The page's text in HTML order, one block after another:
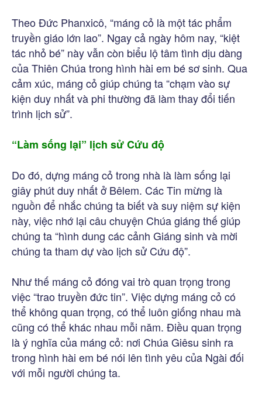
Theo Đức Phanxicô, “máng cỏ là một tác phẩm
truyền giáo lớn lao”. Ngay cả ngày hôm nay, “kiệt
tác nhỏ bé” này vẫn còn biểu lộ tâm tình dịu dàng
của Thiên Chúa trong hình hài em bé sơ sinh. Qua
cảm xúc, máng cỏ giúp chúng ta “chạm vào sự
kiện duy nhất và phi thường đã làm thay đổi tiến
trình lịch sử”.
“Làm sống lại” lịch sử Cứu độ
Do đó, dựng máng cỏ trong nhà là làm sống lại
giây phút duy nhất ở Bêlem. Các Tin mừng là
nguồn để nhắc chúng ta biết và suy niệm sự kiện
này, việc nhớ lại câu chuyện Chúa giáng thế giúp
chúng ta “hình dung các cảnh Giáng sinh và mời
chúng ta tham dự vào lịch sử Cứu độ”.
Như thế máng cỏ đóng vai trò quan trọng trong
việc “trao truyền đức tin”. Việc dựng máng cỏ có
thể không quan trọng, có thể luôn giống nhau mà
cũng có thể khác nhau mỗi năm. Điều quan trọng
là ý nghĩa của máng cỏ: nơi Chúa Giêsu sinh ra
trong hình hài em bé nói lên tình yêu của Ngài đối
với mỗi người chúng ta.